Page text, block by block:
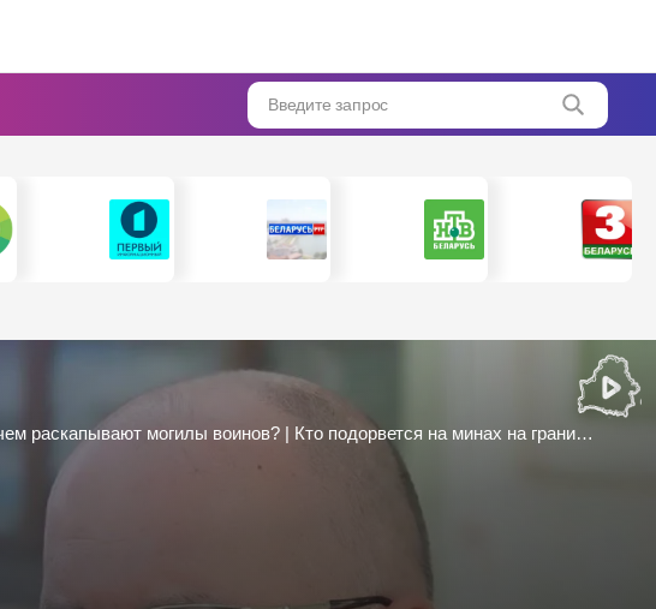
Введите запрос
«Это нацистская некрофилия!» | Прибалтика – главный провокатор в ЕС! | Зачем раскапывают могилы воинов? | Кто подорвется на минах на границе с РБ?